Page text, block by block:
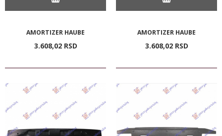
AMORTIZER HAUBE
3.608,02 RSD
AMORTIZER HAUBE
3.608,02 RSD